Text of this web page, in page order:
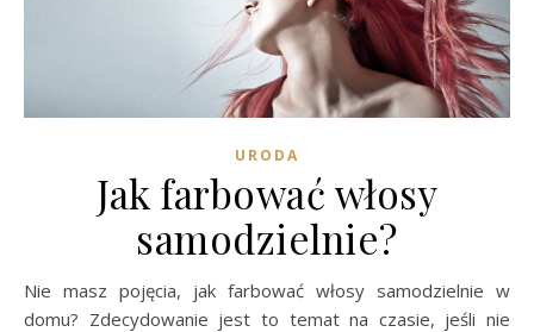
URODA
Jak farbować włosy
samodzielnie?
Nie masz pojęcia, jak farbować włosy samodzielnie w
domu? Zdecydowanie jest to temat na czasie, jeśli nie